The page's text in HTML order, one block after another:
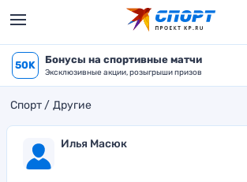
50K Бонусы на спортивные матчи
Эксклюзивные акции, розыгрыши призов
Спорт Другие
Илья Масюк